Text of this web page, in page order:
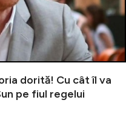
dorită! Cu cât îl va
pe fiul regelui